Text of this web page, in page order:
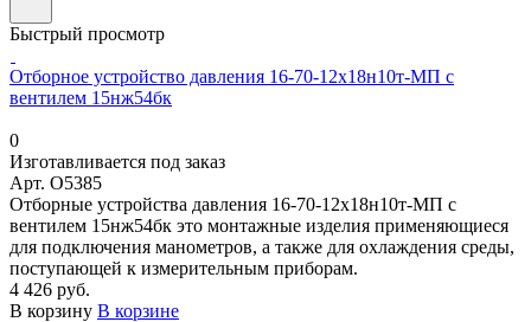
Быстрый просмотр
Отборное устройство давления 16-70-12х18н10т-МП с
вентилем 15нж54бк
0
Изготавливается под заказ
Арт. O5385
Отборные устройства давления 16-70-12х18н10т-МП с
вентилем 15нж54бк это монтажные изделия применяющиеся
для подключения манометров, а также для охлаждения среды,
поступающей к измерительным приборам.
4 426 руб.
В корзину В корзине